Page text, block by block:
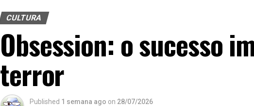
CULTURA
Obsession: o sucesso
terror
Published 1 semana ago on 28/07/2026